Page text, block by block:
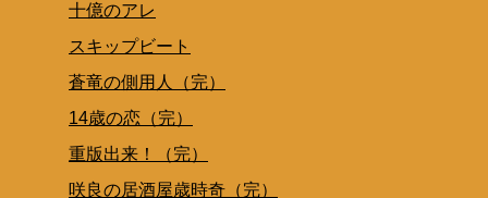
十億のアレ
スキップビート
蒼竜の側用人（完）
14歳の恋（完）
重版出来！（完）
咲良の居酒屋歳時奇（完）